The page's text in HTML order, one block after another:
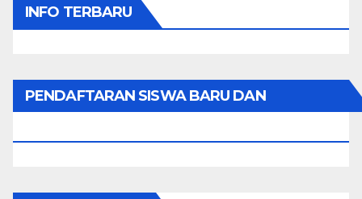
INFO TERBARU
PENDAFTARAN SISWA BARU DAN